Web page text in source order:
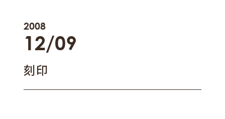
刻印
2008
12/09